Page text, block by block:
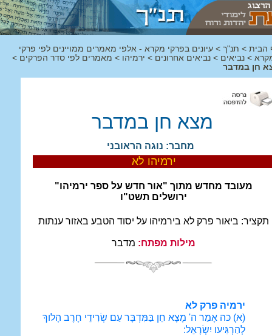
הבית > תנ"ך > עיונים בפרקי מקרא - אלפי מאמרים ממויינים לפי פרקי
> נביאים > נביאים אחרונים > ירמיהו > מאמרים לפי סדר הפרקים >
חן במדבר
מצא חן במדבר
מחבר: נוגה הראובני
ירמיהו לא
מעובד מחדש מתוך "אור חדש על ספר ירמיהו"
ירושלים תשט"ו
תקציר: ביאור פרק לא בירמיהו על יסוד הטבע באזור ענתות
מילות מפתח: מדבר
ירמיה פרק לא
(א) כּה אָמַר ה' מָצָא חֵן בַּמִּדְבָּר עַם שְׂרִידֵי חָרֶב הָלוךְ
לְהַרְגִּיעו יִשְׂרָאֵל: